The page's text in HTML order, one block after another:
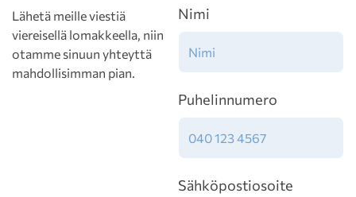
Lähetä meille viestiä
viereisellä lomakkeella, niin
otamme sinuun yhteyttä
mahdollisimman pian.
Nimi
Puhelinnumero
Sähköpostiosoite